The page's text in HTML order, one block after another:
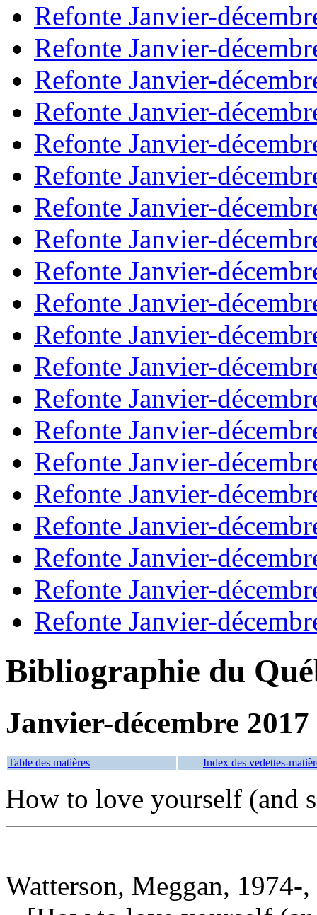
Refonte Janvier-
Refonte Janvier-
Refonte Janvier-
Refonte Janvier-
Refonte Janvier-
Refonte Janvier-
Refonte Janvier-
Refonte Janvier-
Refonte Janvier-
Refonte Janvier-
Refonte Janvier-
Refonte Janvier-
Refonte Janvier-
Refonte Janvier-
Refonte Janvier-
Refonte Janvier-
Refonte Janvier-
Refonte Janvier-
Refonte Janvier-
Refonte Janvier-
Bibliographie du
Janvier-décembre 2017
Table des matières Index des vedettes-
How to love yourself (and
Watterson, Meggan, 1974-,